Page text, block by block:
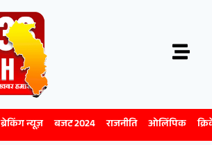
ब्रेकिंग न्यूज़ बजट 2024 राजनीति ओलिंपिक